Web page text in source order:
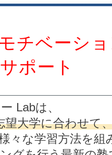
チベーショ
サポート
Labは、
望大学に合わせて
々な学習方法を組